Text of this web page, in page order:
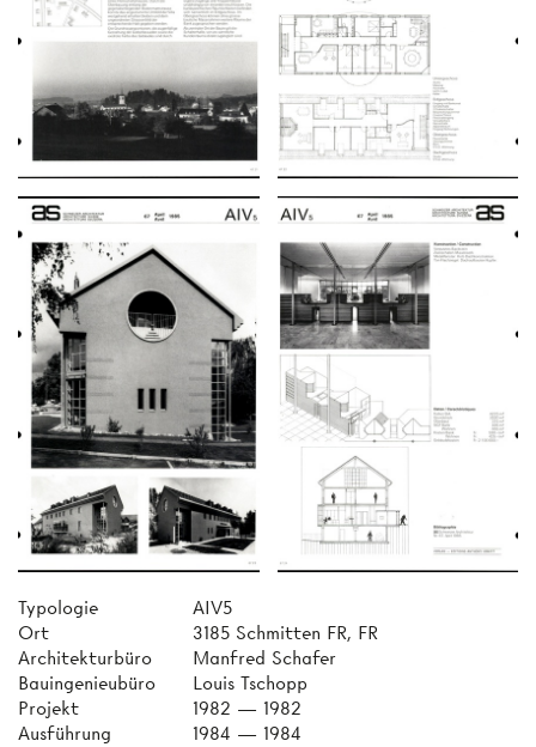
Typologie
AIV5
Ort
3185 Schmitten FR, FR
Architekturbüro
Manfred Schafer
Bauingenieubüro
Louis Tschopp
Projekt
1982 — 1982
Ausführung
1984 — 1984